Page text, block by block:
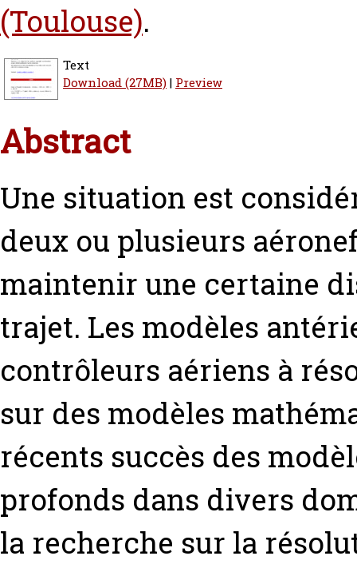
(Toulouse).
Text
Download (27MB)| Preview
Abstract
Une situation est
deux ou plusieurs
maintenir une certaine
trajet. Les modèles
contrôleurs aériens à
sur des modèles
récents succès des
profonds dans divers
la recherche sur la